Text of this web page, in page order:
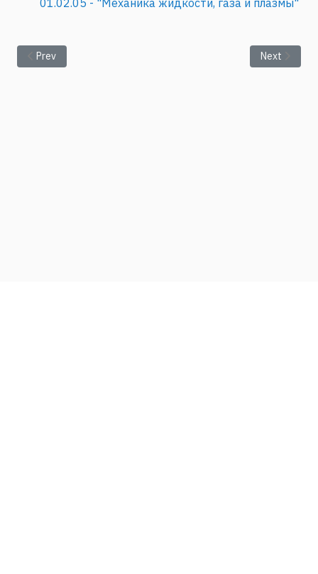
Previous article: Электронное портфолио
Prev Next article:
Next